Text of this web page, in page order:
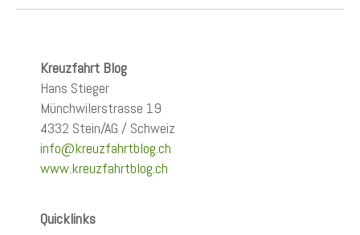
Kreuzfahrt Blog
Hans Stieger
Münchwilerstrasse 19
4332 Stein/AG / Schweiz
info@kreuzfahrtblog.ch
www.kreuzfahrtblog.ch
Quicklinks